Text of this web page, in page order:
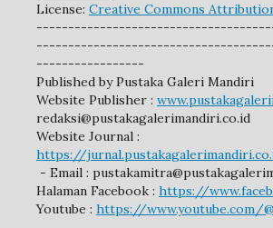
License: Creative Commons
-----------------
Published by Pustaka Galeri Mandiri
Website Publisher :
redaksi@pustakagalerimandiri.co.id
Website Journal :
https://
- Email :
Halaman Facebook : https://
Youtube : https://www.youtube.com/